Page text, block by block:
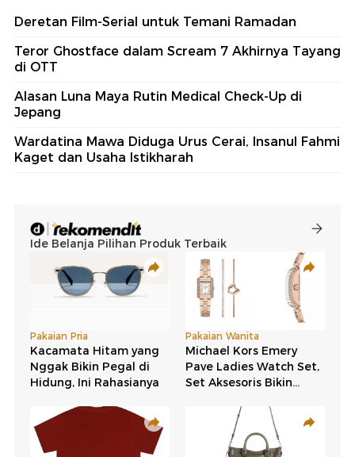
Deretan Film-Serial untuk Temani Ramadan
Teror Ghostface dalam Scream 7 Akhirnya Tayang
di OTT
Alasan Luna Maya Rutin Medical Check-Up di
Jepang
Wardatina Mawa Diduga Urus Cerai, Insanul Fahmi
Kaget dan Usaha Istikharah